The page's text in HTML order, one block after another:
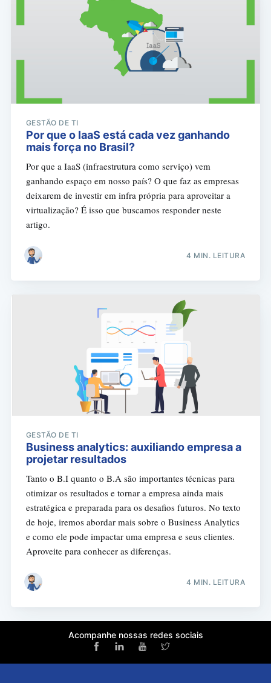
GESTÃO DE TI
Por que o IaaS está cada vez ganhando
mais força no Brasil?
Por que a IaaS (infraestrutura como serviço) vem
ganhando espaço em nosso país? O que faz as empresas
deixarem de investir em infra própria para aproveitar a
virtualização? É isso que buscamos responder neste
artigo.
4 MIN. LEITURA
GESTÃO DE TI
Business analytics: auxiliando empresa a
projetar resultados
Tanto o B.I quanto o B.A são importantes técnicas para
otimizar os resultados e tornar a empresa ainda mais
estratégica e preparada para os desafios futuros. No texto
de hoje, iremos abordar mais sobre o Business Analytics
e como ele pode impactar uma empresa e seus clientes.
Aproveite para conhecer as diferenças.
4 MIN. LEITURA
Acompanhe nossas redes sociais